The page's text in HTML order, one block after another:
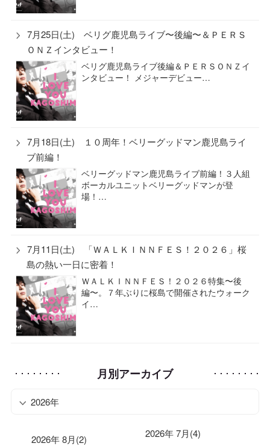
7月25日(土) ベリグ鹿児島ライブ〜後編〜＆ＰＥＲＳ
ＯＮＺインタビュー！
ベリグ鹿児島ライブ後編＆ＰＥＲＳＯＮＺイ
ンタビュー！ メジャーデビュー…
7月18日(土) １０周年！ベリーグッドマン鹿児島ライ
ブ前編！
ベリーグッドマン鹿児島ライブ前編！３人組
ボーカルユニットベリーグッドマンが登
場！…
7月11日(土) 「ＷＡＬＫＩＮＮＦＥＳ！２０２６」桜
島の熱い一日に密着！
ＷＡＬＫＩＮＮＦＥＳ！２０２６特集〜後
編〜。７年ぶりに桜島で開催されたウォーク
イ…
月別アーカイブ
2026年
2026年 8月(2) 2026年 7月(4)